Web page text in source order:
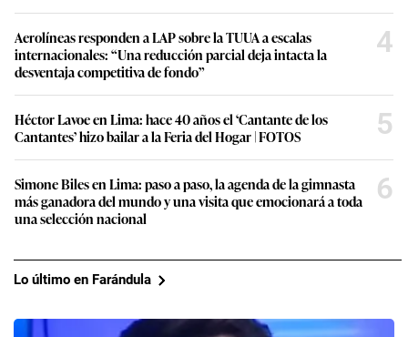
Aerolíneas responden a LAP sobre la TUUA a escalas
internacionales: “Una reducción parcial deja intacta la
desventaja competitiva de fondo”
4
Héctor Lavoe en Lima: hace 40 años el ‘Cantante de los
Cantantes’ hizo bailar a la Feria del Hogar | FOTOS
5
Simone Biles en Lima: paso a paso, la agenda de la gimnasta
más ganadora del mundo y una visita que emocionará a toda
una selección nacional
6
Lo último en Farándula